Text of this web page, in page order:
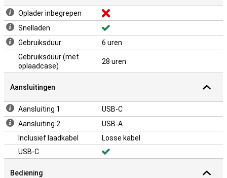
Oplader inbegrepen
Snelladen
Gebruiksduur
6 uren
Gebruiksduur (met
oplaadcase)
28 uren
Aansluitingen
Aansluiting 1
USB-C
Aansluiting 2
USB-A
Inclusief laadkabel
Losse kabel
USB-C
Bediening